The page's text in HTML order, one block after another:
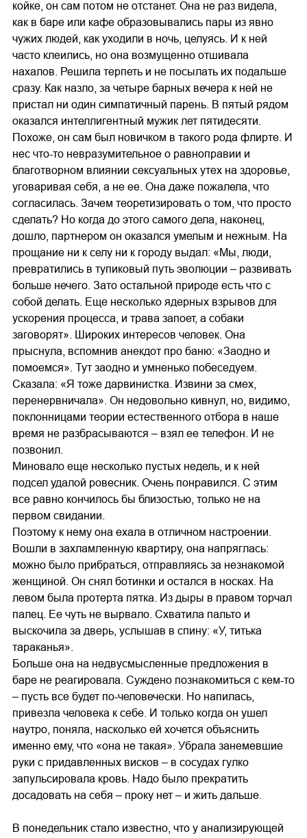
койке, он сам потом не отстанет. Она не раз видела,
как в баре или кафе образовывались пары из явно
чужих людей, как уходили в ночь, целуясь. И к ней
часто клеились, но она возмущенно отшивала
нахалов. Решила терпеть и не посылать их подальше
сразу. Как назло, за четыре барных вечера к ней не
пристал ни один симпатичный парень. В пятый рядом
оказался интеллигентный мужик лет пятидесяти.
Похоже, он сам был новичком в такого рода флирте. И
нес что-то невразумительное о равноправии и
благотворном влиянии сексуальных утех на здоровье,
уговаривая себя, а не ее. Она даже пожалела, что
согласилась. Зачем теоретизировать о том, что просто
сделать? Но когда до этого самого дела, наконец,
дошло, партнером он оказался умелым и нежным. На
прощание ни к селу ни к городу выдал: «Мы, люди,
превратились в тупиковый путь эволюции – развивать
больше нечего. Зато остальной природе есть что с
собой делать. Еще несколько ядерных взрывов для
ускорения процесса, и трава запоет, а собаки
заговорят». Широких интересов человек. Она
прыснула, вспомнив анекдот про баню: «Заодно и
помоемся». Тут заодно и умненько побеседуем.
Сказала: «Я тоже дарвинистка. Извини за смех,
перенервничала». Он недовольно кивнул, но, видимо,
поклонницами теории естественного отбора в наше
время не разбрасываются – взял ее телефон. И не
позвонил.
Миновало еще несколько пустых недель, и к ней
подсел удалой ровесник. Очень понравился. С этим
все равно кончилось бы близостью, только не на
первом свидании.
Поэтому к нему она ехала в отличном настроении.
Вошли в захламленную квартиру, она напряглась:
можно было прибраться, отправляясь за незнакомой
женщиной. Он снял ботинки и остался в носках. На
левом была протерта пятка. Из дыры в правом торчал
палец. Ее чуть не вырвало. Схватила пальто и
выскочила за дверь, услышав в спину: «У, титька
тараканья».
Больше она на недвусмысленные предложения в
баре не реагировала. Суждено познакомиться с кем-то
– пусть все будет по-человечески. Но напилась,
привезла человека к себе. И только когда он ушел
наутро, поняла, насколько ей хочется объяснить
именно ему, что «она не такая». Убрала занемевшие
руки с придавленных висков – в сосудах гулко
запульсировала кровь. Надо было прекратить
досадовать на себя – проку нет – и жить дальше.
В понедельник стало известно, что у анализирующей